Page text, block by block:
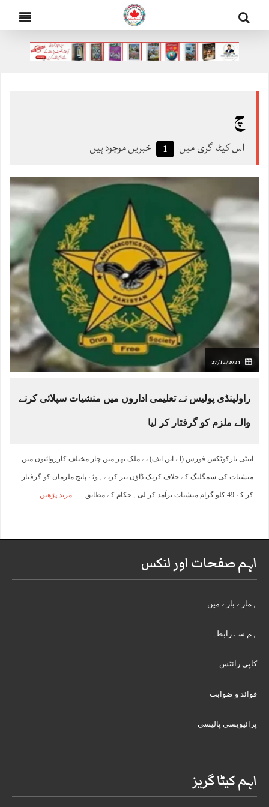
چ
اس کیٹا گری میں 1 خبریں موجود ہیں
27/12/2024
راولپنڈی پولیس نے تعلیمی اداروں میں منشیات سپلائی کرنے
والے ملزم کو گرفتار کر لیا
اینٹی نارکوٹکس فورس (اے این ایف) نے ملک بھر میں چار مختلف کارروائیوں میں
منشیات کی سمگلنگ کے خلاف کریک ڈاؤن تیز کرتے ہوئے پانچ ملزمان کو گرفتار
کر کے 49 کلو گرام منشیات برآمد کر لی۔ حکام کے مطابق مزید پڑھیں
اہم صفحات اور لنکس
ہمارے بارے میں
ہم سے رابطہ
کاپی رائٹس
قوائد و ضوابت
پرائیویسی پالیسی
اہم کیٹا گریز